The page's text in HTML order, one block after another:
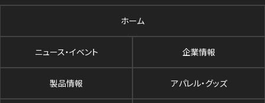
ホーム
ニュース・イベント 企業情報
製品情報 アパレル・グッズ